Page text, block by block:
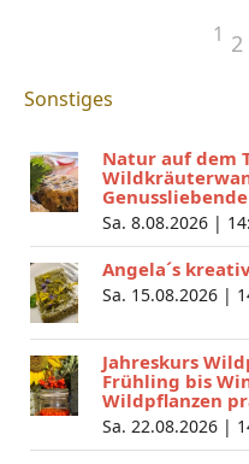
1 2
Sonstiges
Natur auf dem
Genussliebende
Sa. 8.08.2026 |
Angela´s
Sa. 15.08.2026 |
Jahreskurs
Frühling bis
Wildpflanzen
Sa. 22.08.2026 |